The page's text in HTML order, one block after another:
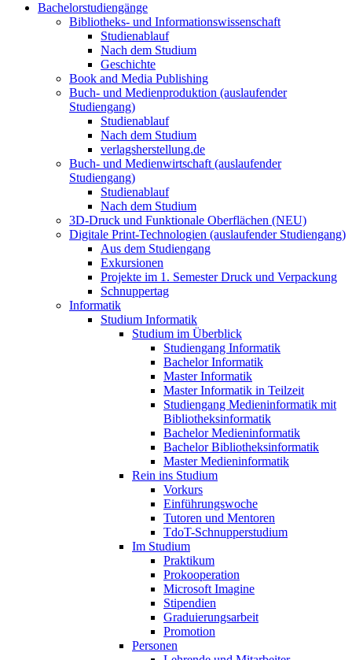
Bachelorstudiengänge
Bibliotheks- und Informationswissenschaft
Studienablauf
Nach dem Studium
Geschichte
Book and Media Publishing
Buch- und Medienproduktion (auslaufender
Studiengang)
Studienablauf
Nach dem Studium
verlagsherstellung.de
Buch- und Medienwirtschaft (auslaufender
Studiengang)
Studienablauf
Nach dem Studium
3D-Druck und Funktionale Oberflächen (NEU)
Digitale Print-Technologien (auslaufender Studiengang)
Aus dem Studiengang
Exkursionen
Projekte im 1. Semester Druck und Verpackung
Schnuppertag
Informatik
Studium Informatik
Studium im Überblick
Studiengang Informatik
Bachelor Informatik
Master Informatik
Master Informatik in Teilzeit
Studiengang Medieninformatik mit
Bibliotheksinformatik
Bachelor Medieninformatik
Bachelor Bibliotheksinformatik
Master Medieninformatik
Rein ins Studium
Vorkurs
Einführungswoche
Tutoren und Mentoren
TdoT-Schnupperstudium
Im Studium
Praktikum
Prokooperation
Microsoft Imagine
Stipendien
Graduierungsarbeit
Promotion
Personen